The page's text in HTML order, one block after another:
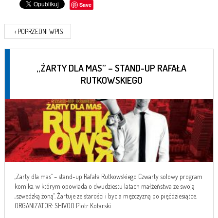
Save
‹ POPRZEDNI WPIS
„ŻARTY DLA MAS” – STAND-UP RAFAŁA
RUTKOWSKIEGO
„Żarty dla mas” – stand-up Rafała Rutkowskiego Czwarty solowy program
komika, w którym opowiada o dwudziestu latach małżeństwa ze swoją
„szwedzką żoną”. Żartuje ze starości i bycia mężczyzną po pięćdziesiątce.
ORGANIZATOR: SHIVOO Piotr Kotarski